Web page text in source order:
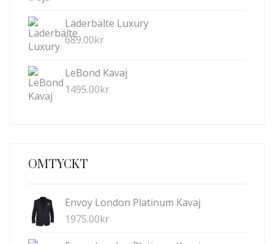
Läderbälte Luxury
689.00kr
LeBond Kavaj
1495.00kr
OMTYCKT
Envoy London Platinum Kavaj
1975.00kr